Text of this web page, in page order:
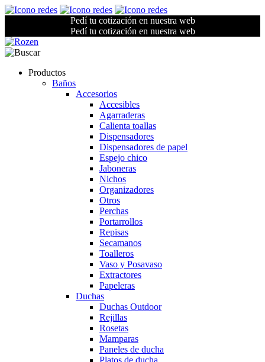
Pedí tu cotización en nuestra web
Pedí tu cotización en nuestra web
Productos
Baños
Accesorios
Accesibles
Agarraderas
Calienta toallas
Dispensadores
Dispensadores de papel
Espejo chico
Jaboneras
Nichos
Organizadores
Otros
Perchas
Portarrollos
Repisas
Secamanos
Toalleros
Vaso y Posavaso
Extractores
Papeleras
Duchas
Duchas Outdoor
Rejillas
Rosetas
Mamparas
Paneles de ducha
Platos de ducha